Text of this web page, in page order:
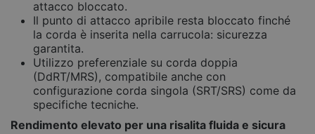
attacco bloccato.
Il punto di attacco apribile resta bloccato finché
la corda è inserita nella carrucola: sicurezza
garantita.
Utilizzo preferenziale su corda doppia
(DdRT/MRS), compatibile anche con
configurazione corda singola (SRT/SRS) come da
specifiche tecniche.
Rendimento elevato per una risalita fluida e sicura